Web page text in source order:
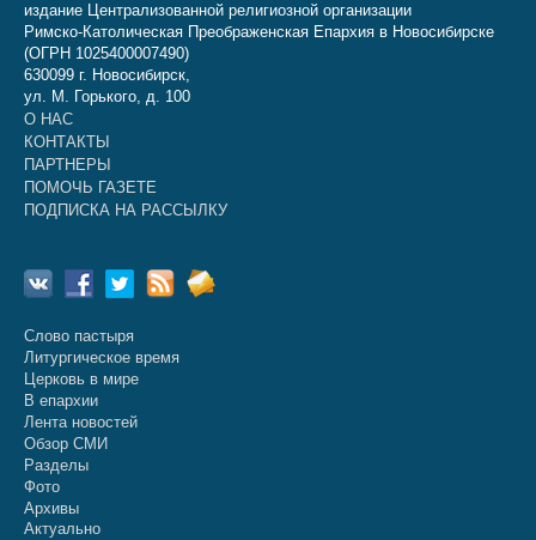
издание Централизованной религиозной организации
Римско-Католическая Преображенская Епархия в Новосибирске
(ОГРН 1025400007490)
630099 г. Новосибирск,
ул. М. Горького, д. 100
О НАС
КОНТАКТЫ
ПАРТНЕРЫ
ПОМОЧЬ ГАЗЕТЕ
ПОДПИСКА НА РАССЫЛКУ
Слово пастыря
Литургическое время
Церковь в мире
В епархии
Лента новостей
Обзор СМИ
Разделы
Фото
Архивы
Актуально